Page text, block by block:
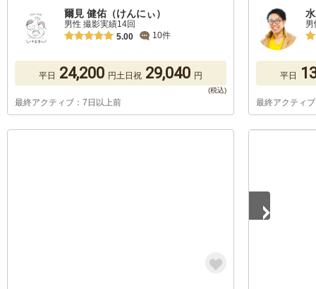
爾見 健佑（けんにぃ）
男性 撮影実績14回
5.00
10件
平日 24,200 円土日祝 29,040 円
最終アクティブ：7日以上前
平日
最終アクティ